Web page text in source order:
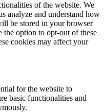
of the website. We
analyze and understand how
be stored in your browser
the option to opt-out of these
cookies may affect your
for the website to
basic functionalities and